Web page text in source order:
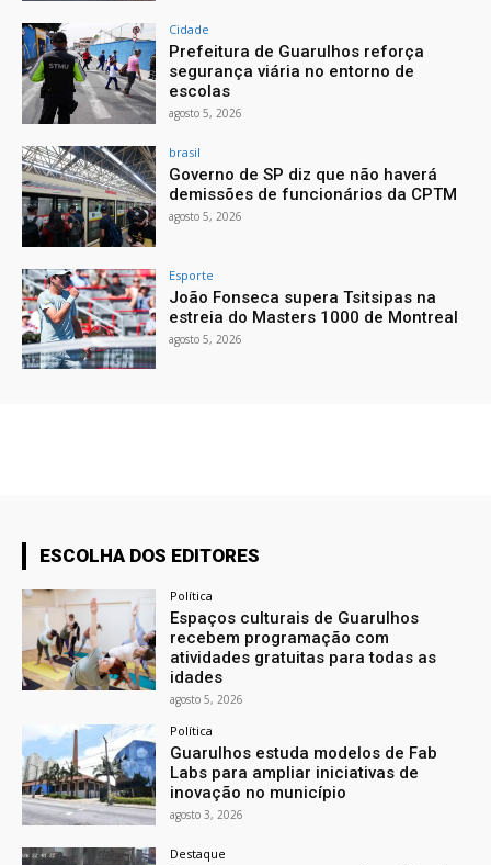
Cidade
Prefeitura de Guarulhos reforça
segurança viária no entorno de
escolas
agosto 5, 2026
brasil
Governo de SP diz que não haverá
demissões de funcionários da CPTM
agosto 5, 2026
Esporte
João Fonseca supera Tsitsipas na
estreia do Masters 1000 de Montreal
agosto 5, 2026
ESCOLHA DOS EDITORES
Política
Espaços culturais de Guarulhos
recebem programação com
atividades gratuitas para todas as
idades
agosto 5, 2026
Política
Guarulhos estuda modelos de Fab
Labs para ampliar iniciativas de
inovação no município
agosto 3, 2026
Destaque